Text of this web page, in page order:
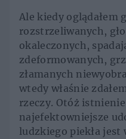
Ale kiedy oglądałem
rozstrzeliwanych,
okaleczonych,
zdeformowanych,
złamanych
wtedy właśnie
rzeczy. Otóż
najefektowniejsze
ludzkiego piekła jest